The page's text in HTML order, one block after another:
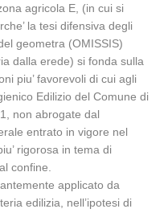
agricola E, (in cui si
la tesi difensiva degli
geometra (OMISSIS)
dalla erede) si fonda sulla
piu’ favorevoli di cui agli
Edilizio del Comune di
non abrogate dal
entrato in vigore nel
rigorosa in tema di
confine.
applicato da
edilizia, nell’ipotesi di